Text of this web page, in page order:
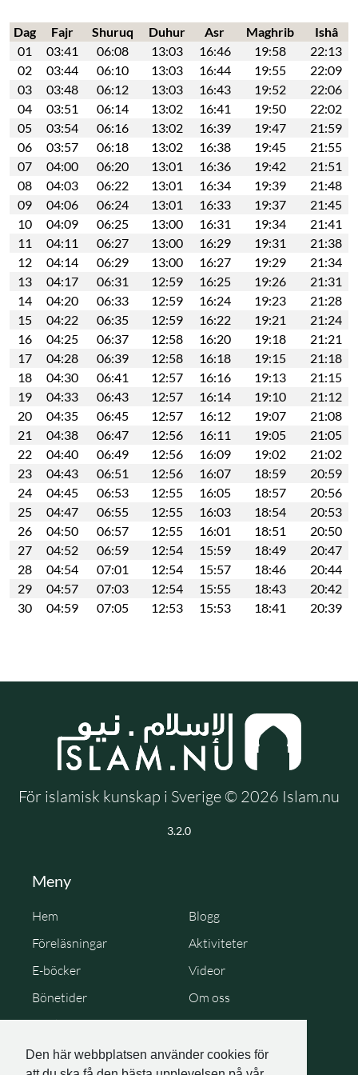
Den här webbplatsen använder cookies för
Dag Fajr Shuruq Duhur Asr Maghrib
Ishâ
01
03:41 06:08 13:03 16:46 19:58
22:13
02
03:44 06:10 13:03 16:44 19:55
22:09
03
03:48 06:12 13:03 16:43 19:52
22:06
04
03:51 06:14 13:02 16:41 19:50
22:02
05
03:54 06:16 13:02 16:39 19:47
21:59
06
03:57 06:18 13:02 16:38 19:45
21:55
07
04:00 06:20 13:01 16:36 19:42
21:51
08
04:03 06:22 13:01 16:34 19:39
21:48
09
04:06 06:24 13:01 16:33 19:37
21:45
10
04:09 06:25 13:00 16:31 19:34
21:41
11
04:11 06:27 13:00 16:29 19:31
21:38
12
04:14 06:29 13:00 16:27 19:29
21:34
13
04:17 06:31 12:59 16:25 19:26
21:31
14
04:20 06:33 12:59 16:24 19:23
21:28
15
04:22 06:35 12:59 16:22 19:21
21:24
16
04:25 06:37 12:58 16:20 19:18
21:21
17
04:28 06:39 12:58 16:18 19:15
21:18
18
04:30 06:41 12:57 16:16 19:13
21:15
19
04:33 06:43 12:57 16:14 19:10
21:12
20
04:35 06:45 12:57 16:12 19:07
21:08
21
04:38 06:47 12:56 16:11 19:05
21:05
22
04:40 06:49 12:56 16:09 19:02
21:02
23
04:43 06:51 12:56 16:07 18:59
20:59
24
04:45 06:53 12:55 16:05 18:57
20:56
25
04:47 06:55 12:55 16:03 18:54
20:53
26
04:50 06:57 12:55 16:01 18:51
20:50
27
04:52 06:59 12:54 15:59 18:49
20:47
28
04:54 07:01 12:54 15:57 18:46
20:44
29
04:57 07:03 12:54 15:55 18:43
20:42
30
04:59 07:05 12:53 15:53 18:41 20:39
För islamisk kunskap i Sverige © 2026 Islam.nu
3.2.0
Meny
Hem
Blogg
Föreläsningar
Aktiviteter
E-böcker
Videor
Bönetider
Om oss
Cookie Policy
Personuppgiftspolicy